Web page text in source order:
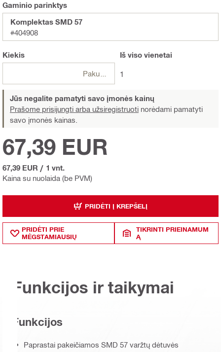
Gaminio parinktys
Komplektas SMD 57
#404908
Kiekis
Pakuotės
Iš visovienetai
1
Jūs negalite pamatyti savo įmonės kainų
Prašome prisijungti arba užsiregistruoti norėdami pamatyti
savo įmonės kainas.
Kaina su nuolaida (be PVM)
67,39 EUR
67,39 EUR / 1 vnt.
PRIDĖTI Į KREPŠELĮ
PRIDĖTI PRIE
MĖGSTAMIAUSIŲ
TIKRINTI PRIEINAMUM
Ą
Funkcijos ir taikymai
Funkcijos
Paprastai pakeičiamos SMD 57 varžtų dėtuvės